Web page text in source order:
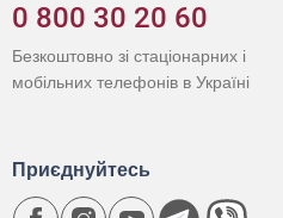
0 800 30 20 60
Безкоштовно зі стаціонарних і
мобільних телефонів в Україні
Приєднуйтесь